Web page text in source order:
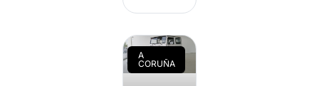
A
CORUÑA